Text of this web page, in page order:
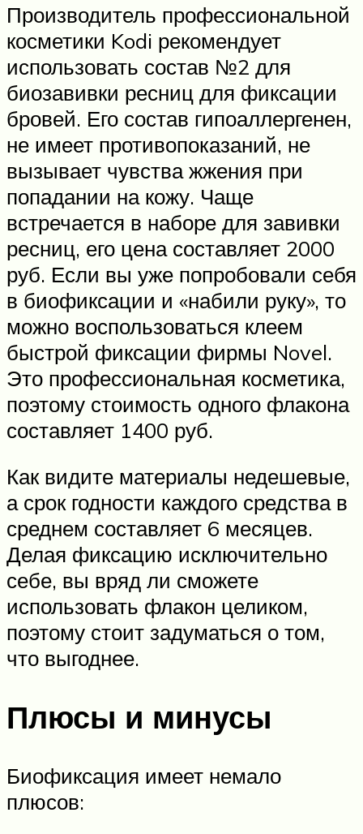
Производитель профессиональной
косметики Kodi рекомендует
использовать состав №2 для
биозавивки ресниц для фиксации
бровей. Его состав гипоаллергенен,
не имеет противопоказаний, не
вызывает чувства жжения при
попадании на кожу. Чаще
встречается в наборе для завивки
ресниц, его цена составляет 2000
руб. Если вы уже попробовали себя
в биофиксации и «набили руку», то
можно воспользоваться клеем
быстрой фиксации фирмы Novel.
Это профессиональная косметика,
поэтому стоимость одного флакона
составляет 1400 руб.
Как видите материалы недешевые,
а срок годности каждого средства в
среднем составляет 6 месяцев.
Делая фиксацию исключительно
себе, вы вряд ли сможете
использовать флакон целиком,
поэтому стоит задуматься о том,
что выгоднее.
Плюсы и минусы
Биофиксация имеет немало
плюсов: